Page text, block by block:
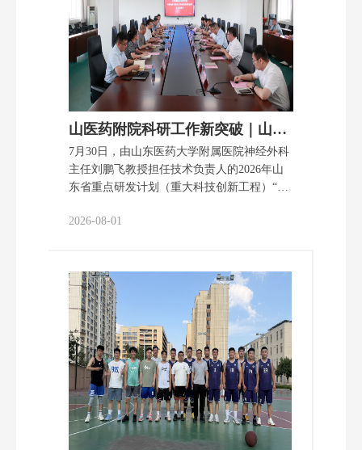
抓实干”的总要求，深入实际、深入基层、深
入群众，以态度、过程、效果“三满意”为标
尺，把心用到位、把事干到位、把话说到
位，用职工、群众的满意度、获得感检验党
建工作成色。二要强基固本提质，推动组织
工作提质增效。要牢固树立“抓好党建就是本
&r……
山医药附院科研工作新突破｜山东省重点研发计划-神经内视智能诊疗系统的开发与应用启...
7月30日，由山东医药大学附属医院神经外科
主任刘鹏飞教授担任技术负责人的2026年山
东省重点研发计划（重大科技创新工程）“神
会在山医药附院召开。医院党委书记王东、
席会议，共同见证项目启动。 王东代表医院
致辞，简要介绍了医院的基本情况，指出要
坚持临床牵引，确保成果回归真实手术场景
验证；要深化医工交叉，整合多方技术优势
打破学科壁垒；要严守科研规范，强化里程
碑管理与伦理质控；要瞄准转化落地，重点
攻坚临床评价与基层推广。郑耀表示，双方
自2023年12月开展临床合作以来，已实现临
床痛点与光学技术的精准匹配。作为国内微
创医疗领军企业，公司将依托全链条研发能
2026-08-01